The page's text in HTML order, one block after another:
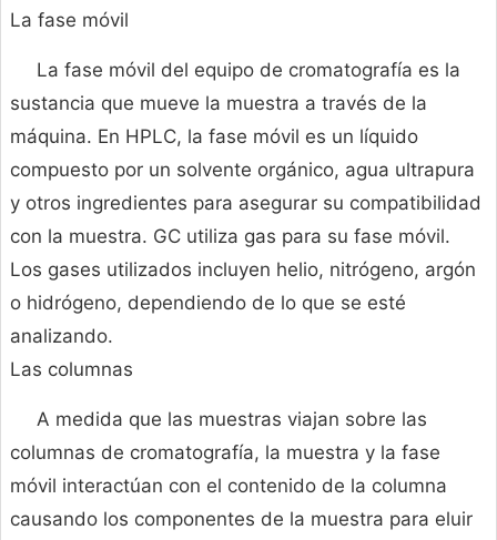
La fase móvil
La fase móvil del equipo de cromatografía es la
sustancia que mueve la muestra a través de la
máquina. En HPLC, la fase móvil es un líquido
compuesto por un solvente orgánico, agua ultrapura
y otros ingredientes para asegurar su compatibilidad
con la muestra. GC utiliza gas para su fase móvil.
Los gases utilizados incluyen helio, nitrógeno, argón
o hidrógeno, dependiendo de lo que se esté
analizando.
Las columnas
A medida que las muestras viajan sobre las
columnas de cromatografía, la muestra y la fase
móvil interactúan con el contenido de la columna
causando los componentes de la muestra para eluir